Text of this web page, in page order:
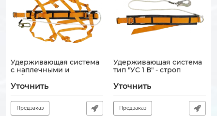
Удерживающая система
с наплечными и
набедренными лямками
типа "УС 2 ВЖ" - строп
5м
Артикул: 121108-00115
Уточнить
Предзаказ
Удерживающая система
тип "УC 1 В" - строп
Артикул: 121108-00112
Уточнить
Предзаказ